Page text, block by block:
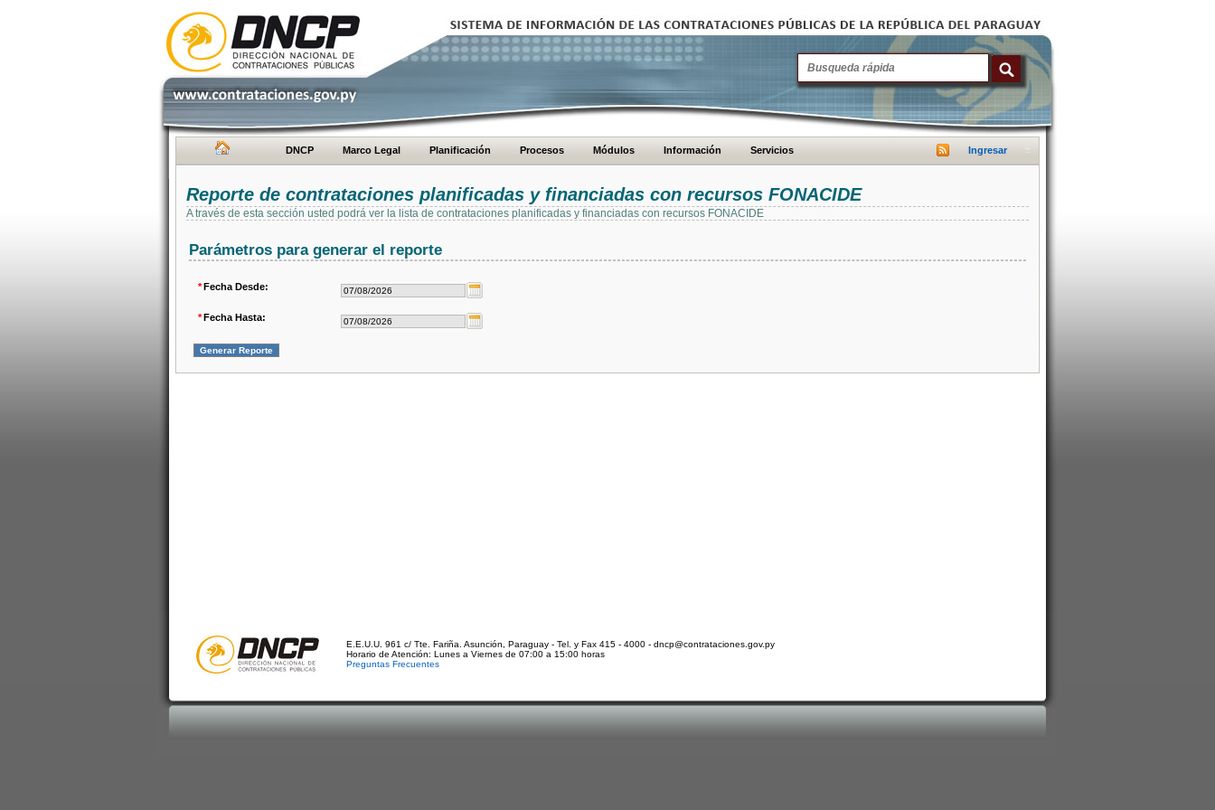
DNCP Marco Legal Planificación Procesos Módulos Información Servicios Ingresar
Reporte de contrataciones planificadas y financiadas con recursos FONACIDE
A través de esta sección usted podrá ver la lista de contrataciones planificadas y financiadas con recursos FONACIDE
Parámetros para generar el reporte
*Fecha Desde:
*Fecha Hasta:
E.E.U.U. 961 c/ Tte. Fariña. Asunción, Paraguay - Tel. y Fax 415 - 4000 - dncp@contrataciones.gov.py
Horario de Atención: Lunes a Viernes de 07:00 a 15:00 horas
Preguntas Frecuentes